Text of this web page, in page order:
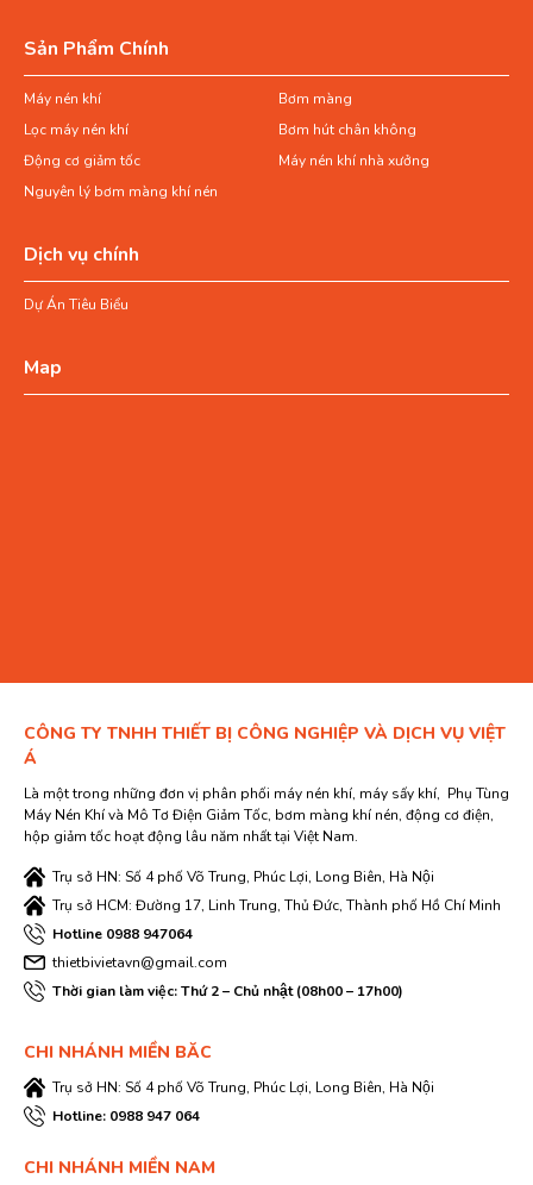
Sản Phẩm Chính
Máy nén khí
Bơm màng
Lọc máy nén khí
Bơm hút chân không
Động cơ giảm tốc
Máy nén khí nhà xưởng
Nguyên lý bơm màng khí nén
Dịch vụ chính
Dự Án Tiêu Biểu
Map
CÔNG TY TNHH THIẾT BỊ CÔNG NGHIỆP VÀ DỊCH VỤ VIỆT
Á
Là một trong những đơn vị phân phối máy nén khí, máy sấy khí, Phụ Tùng
Máy Nén Khí và Mô Tơ Điện Giảm Tốc, bơm màng khí nén, động cơ điện,
hộp giảm tốc hoạt động lâu năm nhất tại Việt Nam.
Trụ sở HN: Số 4 phố Võ Trung, Phúc Lợi, Long Biên, Hà Nội
Trụ sở HCM: Đường 17, Linh Trung, Thủ Đức, Thành phố Hồ Chí Minh
Hotline 0988 947064
thietbivietavn@gmail.com
Thời gian làm việc: Thứ 2 – Chủ nhật (08h00 – 17h00)
CHI NHÁNH MIỀN BĂC
Trụ sở HN: Số 4 phố Võ Trung, Phúc Lợi, Long Biên, Hà Nội
Hotline: 0988 947 064
CHI NHÁNH MIỀN NAM